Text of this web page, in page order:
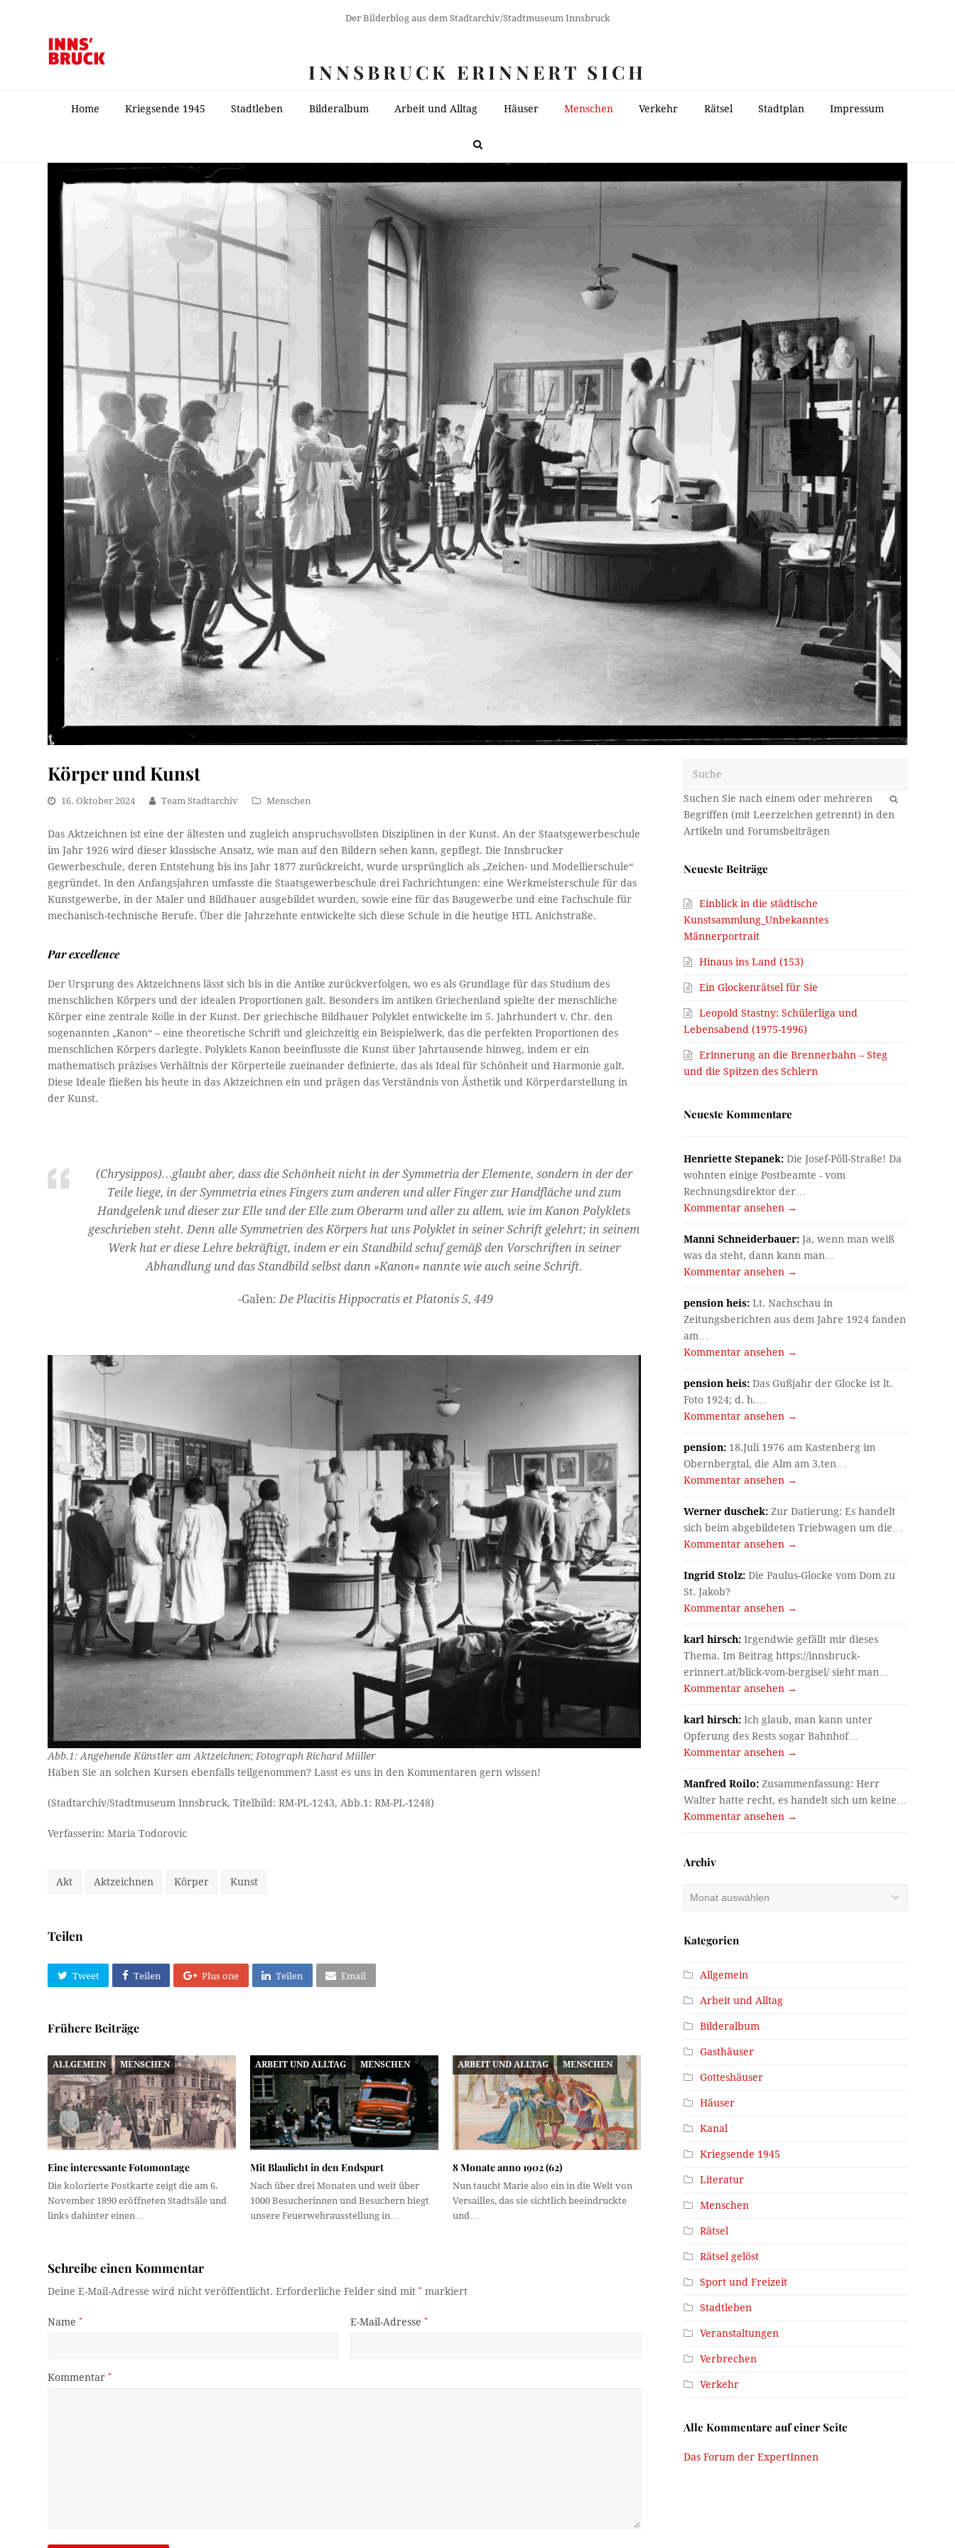
Der Bilderblog aus dem Stadtarchiv/Stadtmuseum Innsbruck
INNSBRUCK ERINNERT SICH
Home Kriegsende 1945 Stadtleben Bilderalbum Arbeit und Alltag Häuser Menschen Verkehr Rätsel Stadtplan Impressum
Körper und Kunst
16. Oktober 2024 Team Stadtarchiv Menschen
Das Aktzeichnen ist eine der ältesten und zugleich anspruchsvollsten Disziplinen in der Kunst. An der Staatsgewerbeschule
im Jahr 1926 wird dieser klassische Ansatz, wie man auf den Bildern sehen kann, gepflegt. Die Innsbrucker
Gewerbeschule, deren Entstehung bis ins Jahr 1877 zurückreicht, wurde ursprünglich als „Zeichen- und Modellierschule“
gegründet. In den Anfangsjahren umfasste die Staatsgewerbeschule drei Fachrichtungen: eine Werkmeisterschule für das
Kunstgewerbe, in der Maler und Bildhauer ausgebildet wurden, sowie eine für das Baugewerbe und eine Fachschule für
mechanisch-technische Berufe. Über die Jahrzehnte entwickelte sich diese Schule in die heutige HTL Anichstraße.
Par excellence
Der Ursprung des Aktzeichnens lässt sich bis in die Antike zurückverfolgen, wo es als Grundlage für das Studium des
menschlichen Körpers und der idealen Proportionen galt. Besonders im antiken Griechenland spielte der menschliche
Körper eine zentrale Rolle in der Kunst. Der griechische Bildhauer Polyklet entwickelte im 5. Jahrhundert v. Chr. den
sogenannten „Kanon“ – eine theoretische Schrift und gleichzeitig ein Beispielwerk, das die perfekten Proportionen des
menschlichen Körpers darlegte. Polyklets Kanon beeinflusste die Kunst über Jahrtausende hinweg, indem er ein
mathematisch präzises Verhältnis der Körperteile zueinander definierte, das als Ideal für Schönheit und Harmonie galt.
Diese Ideale fließen bis heute in das Aktzeichnen ein und prägen das Verständnis von Ästhetik und Körperdarstellung in
der Kunst.
(Chrysippos)…glaubt aber, dass die Schönheit nicht in der Symmetria der Elemente, sondern in der der
Teile liege, in der Symmetria eines Fingers zum anderen und aller Finger zur Handfläche und zum
Handgelenk und dieser zur Elle und der Elle zum Oberarm und aller zu allem, wie im Kanon Polyklets
geschrieben steht. Denn alle Symmetrien des Körpers hat uns Polyklet in seiner Schrift gelehrt; in seinem
Werk hat er diese Lehre bekräftigt, indem er ein Standbild schuf gemäß den Vorschriften in seiner
Abhandlung und das Standbild selbst dann »Kanon« nannte wie auch seine Schrift.
-Galen: De Placitis Hippocratis et Platonis 5, 449
Abb.1: Angehende Künstler am Aktzeichnen; Fotograph Richard Müller
Haben Sie an solchen Kursen ebenfalls teilgenommen? Lasst es uns in den Kommentaren gern wissen!
(Stadtarchiv/Stadtmuseum Innsbruck, Titelbild: RM-PL-1243, Abb.1: RM-PL-1248)
Verfasserin: Maria Todorovic
Akt Aktzeichnen Körper Kunst
Teilen
Tweet Teilen Plus one Teilen Email
Frühere Beiträge
ALLGEMEIN MENSCHEN
Eine interessante Fotomontage
Die kolorierte Postkarte zeigt die am 6.
November 1890 eröffneten Stadtsäle und
links dahinter einen…
ARBEIT UND ALLTAG MENSCHEN
Mit Blaulicht in den Endspurt
Nach über drei Monaten und weit über
1000 Besucherinnen und Besuchern biegt
unsere Feuerwehrausstellung in…
ARBEIT UND ALLTAG MENSCHEN
8 Monate anno 1902 (62)
Nun taucht Marie also ein in die Welt von
Versailles, das sie sichtlich beeindruckte
und…
Schreibe einen Kommentar
Deine E-Mail-Adresse wird nicht veröffentlicht. Erforderliche Felder sind mit* markiert
Name* E-Mail-Adresse *
Kommentar*
OK
Neueste Beiträge
Einblick in die städtische
Kunstsammlung_Unbekanntes
Männerportrait
Hinaus ins Land (153)
Ein Glockenrätsel für Sie
Leopold Stastny: Schülerliga und
Lebensabend (1975-1996)
Erinnerung an die Brennerbahn – Steg
und die Spitzen des Schlern
Neueste Kommentare
Henriette Stepanek: Die Josef-Pöll-Straße! Da
wohnten einige Postbeamte - vom
Rechnungsdirektor der…
Kommentar ansehen →
Manni Schneiderbauer: Ja, wenn man weiß
was da steht, dann kann man…
Kommentar ansehen →
pension heis: Lt. Nachschau in
Zeitungsberichten aus dem Jahre 1924 fanden
am…
Kommentar ansehen →
pension heis: Das Gußjahr der Glocke ist lt.
Foto 1924; d. h.…
Kommentar ansehen →
pension: 18.Juli 1976 am Kastenberg im
Obernbergtal, die Alm am 3.ten…
Kommentar ansehen →
Werner duschek: Zur Datierung: Es handelt
sich beim abgebildeten Triebwagen um die…
Kommentar ansehen →
Ingrid Stolz: Die Paulus-Glocke vom Dom zu
St. Jakob?
Kommentar ansehen →
karl hirsch: Irgendwie gefällt mir dieses
Thema. Im Beitrag https://innsbruck-
erinnert.at/blick-vom-bergisel/ sieht man…
Kommentar ansehen →
karl hirsch: Ich glaub, man kann unter
Opferung des Rests sogar Bahnhof…
Kommentar ansehen →
Manfred Roilo: Zusammenfassung: Herr
Walter hatte recht, es handelt sich um keine…
Kommentar ansehen →
Archiv
Kategorien
Allgemein
Arbeit und Alltag
Bilderalbum
Gasthäuser
Gotteshäuser
Häuser
Kanal
Kriegsende 1945
Literatur
Menschen
Rätsel
Rätsel gelöst
Sport und Freizeit
Stadtleben
Veranstaltungen
Verbrechen
Verkehr
Alle Kommentare auf einer Seite
Das Forum der ExpertInnen